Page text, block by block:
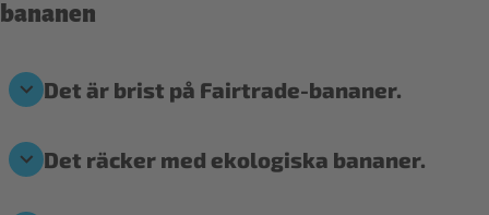
bananen
Det är brist på Fairtrade-bananer.
Det räcker med ekologiska bananer.